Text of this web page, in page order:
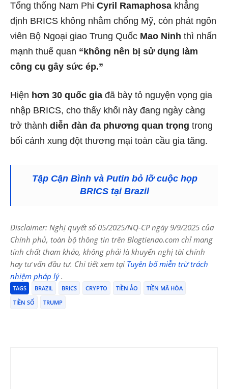
Tổng thống Nam Phi Cyril Ramaphosa khẳng
định BRICS không nhằm chống Mỹ, còn phát ngôn
viên Bộ Ngoại giao Trung Quốc Mao Ninh thì nhấn
mạnh thuế quan “không nên bị sử dụng làm
công cụ gây sức ép.”
Hiện hơn 30 quốc gia đã bày tỏ nguyện vọng gia
nhập BRICS, cho thấy khối này đang ngày càng
trở thành diễn đàn đa phương quan trọng trong
bối cảnh xung đột thương mại toàn cầu gia tăng.
Tập Cận Bình và Putin bỏ lỡ cuộc họp
BRICS tại Brazil
Disclaimer: Nghị quyết số 05/2025/NQ-CP ngày 9/9/2025 của
Chính phủ, toàn bộ thông tin trên Blogtienao.com chỉ mang
tính chất tham khảo, không phải là khuyến nghị tài chính
hay tư vấn đầu tư. Chi tiết xem tại Tuyên bố miễn trừ trách
nhiệm pháp lý.
TAGS BRAZIL BRICS CRYPTO TIỀN ẢO
TIỀN MÃ HÓA
TIỀN SỐ
TRUMP